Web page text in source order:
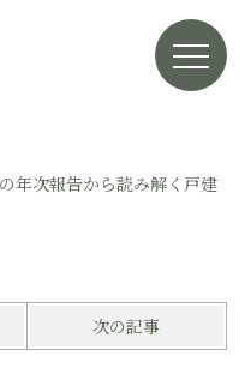
年次報告から読み解く戸建
次の記事